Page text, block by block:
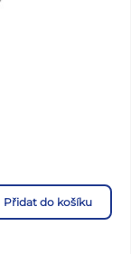
Přidat do košíku